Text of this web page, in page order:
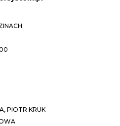
PIOTR KRUK